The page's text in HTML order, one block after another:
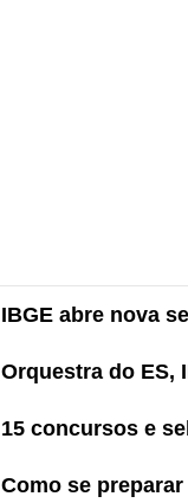
IBGE abre nova
Orquestra do ES,
15 concursos e
Como se